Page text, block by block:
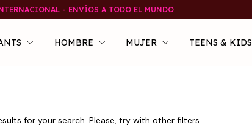
- ENVÍOS A TODO EL MUNDO
HOMBRE MUJER TEENS & KIDS
for your search. Please, try with other filters.